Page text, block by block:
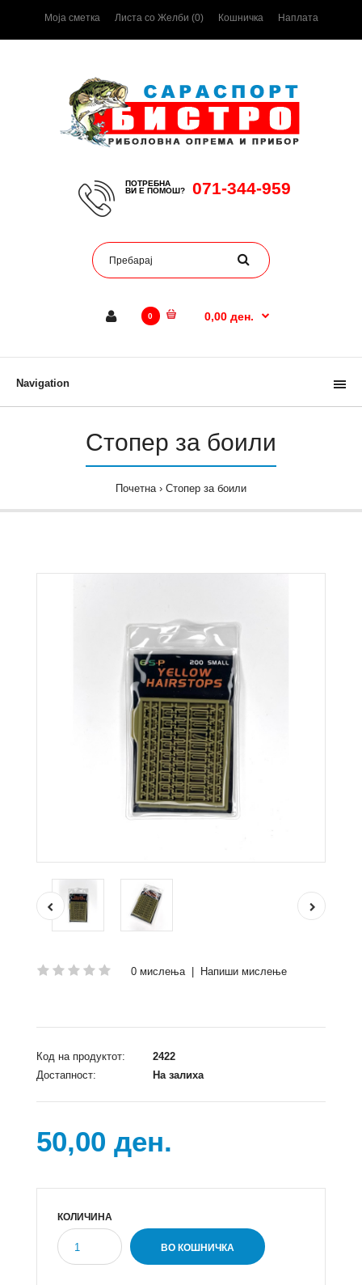
Моја сметка Листа со Желби (0) Кошничка Наплата
ПОТРЕБНА
ВИ Е ПОМОШ?
071-344-959
0 0,00 ден.
Navigation
Стопер за боили
Почетна Стопер за боили
0 мислења| Напиши мислење
Код на продуктот:
2422
Достапност:
На залиха
50,00 ден.
КОЛИЧИНА